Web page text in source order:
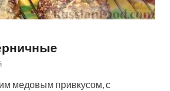
медовым привкусом, с